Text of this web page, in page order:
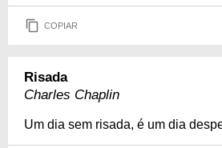
COPIAR
Risada
Charles Chaplin
Um dia sem risada, é um dia